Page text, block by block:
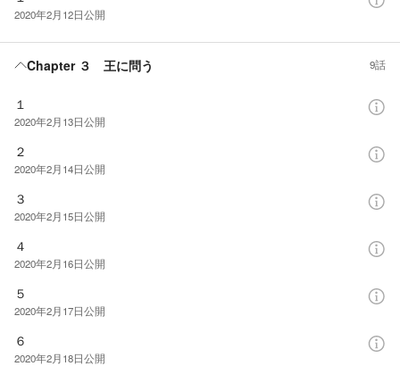
2020年2月12日公開
Chapter ３ 王に問う 9話
１
2020年2月13日公開
２
2020年2月14日公開
３
2020年2月15日公開
４
2020年2月16日公開
５
2020年2月17日公開
６
2020年2月18日公開